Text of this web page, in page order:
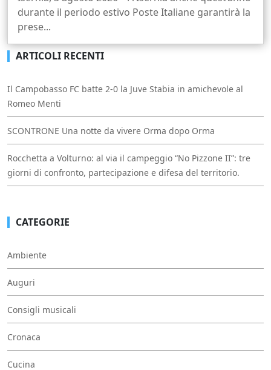
durante il periodo estivo Poste Italiane garantirà la
prese...
ARTICOLI RECENTI
Il Campobasso FC batte 2-0 la Juve Stabia in amichevole al
Romeo Menti
SCONTRONE Una notte da vivere Orma dopo Orma
Rocchetta a Volturno: al via il campeggio “No Pizzone II”: tre
giorni di confronto, partecipazione e difesa del territorio.
CATEGORIE
Ambiente
Auguri
Consigli musicali
Cronaca
Cucina